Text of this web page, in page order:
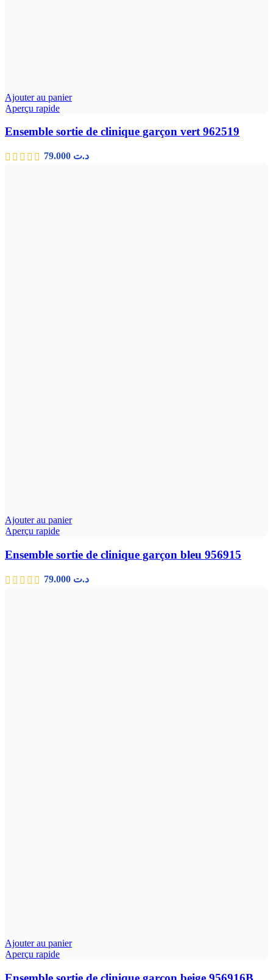
Ajouter au panier
Aperçu rapide
Ensemble sortie de clinique garçon vert 962519
د.ت
Ajouter au panier
Aperçu rapide
Ensemble sortie de clinique garçon bleu 956915
د.ت
Ajouter au panier
Aperçu rapide